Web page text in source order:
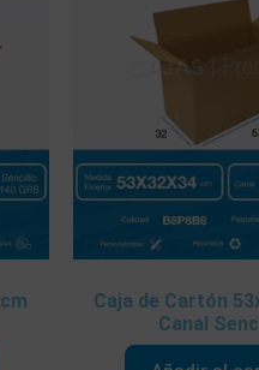
Caja de Cartón
Canal